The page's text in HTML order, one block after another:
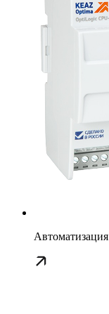
Автоматизация